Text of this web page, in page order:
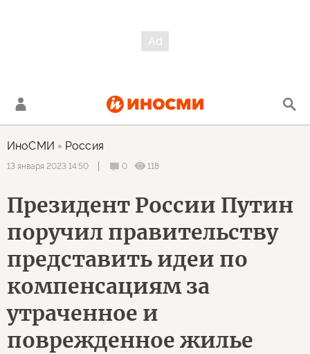
ИноСМИ Россия
13 января 2023 14:50 0 118
Президент России Путин
поручил правительству
представить идеи по
компенсациям за
утраченное и
поврежденное жилье